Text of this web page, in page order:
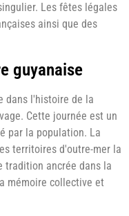
Les fêtes légales
ainsi que des
guyanaise
dans l'histoire de la
Cette journée est un
par la population. La
territoires d'outre-mer la
tradition ancrée dans la
mémoire collective et